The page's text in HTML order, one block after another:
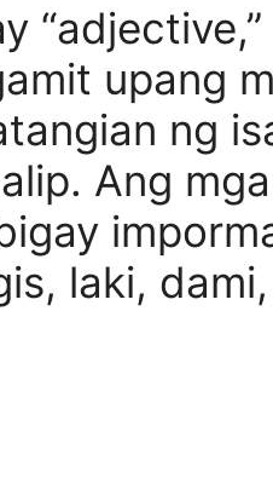
upang
ng
Ang
laki, dami,